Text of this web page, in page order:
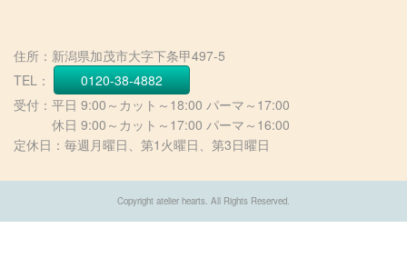
住所：新潟県加茂市大字下条甲497-5
TEL：
0120-38-4882
受付：平日 9:00～カット～18:00 パーマ～17:00
休日 9:00～カット～17:00 パーマ～16:00
定休日：毎週月曜日、第1火曜日、第3日曜日
Copyright atelier hearts. All Rights Reserved.